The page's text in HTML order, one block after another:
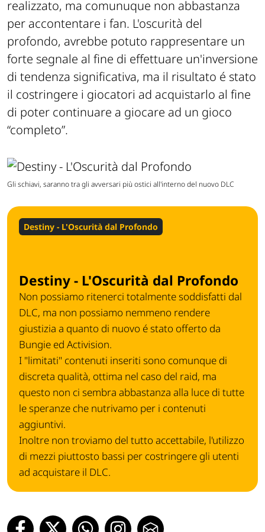
realizzato, ma comunuque non abbastanza
per accontentare i fan. L'oscurità del
profondo, avrebbe potuto rappresentare un
forte segnale al fine di effettuare un'inversione
di tendenza significativa, ma il risultato é stato
il costringere i giocatori ad acquistarlo al fine
di poter continuare a giocare ad un gioco
“completo”.
Gli schiavi, saranno tra gli avversari più ostici all'interno del nuovo DLC
Destiny - L'Oscurità dal Profondo
Destiny - L'Oscurità dal Profondo
Non possiamo ritenerci totalmente soddisfatti dal
DLC, ma non possiamo nemmeno rendere
giustizia a quanto di nuovo é stato offerto da
Bungie ed Activision.
I "limitati" contenuti inseriti sono comunque di
discreta qualità, ottima nel caso del raid, ma
questo non ci sembra abbastanza alla luce di tutte
le speranze che nutrivamo per i contenuti
aggiuntivi.
Inoltre non troviamo del tutto accettabile, l'utilizzo
di mezzi piuttosto bassi per costringere gli utenti
ad acquistare il DLC.